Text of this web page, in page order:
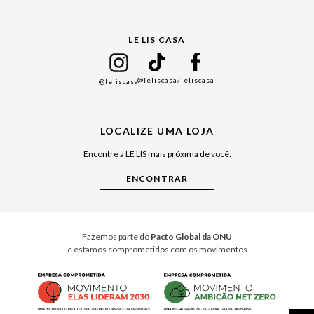
Cuidados Casa
LE LIS CASA
@leliscasa@leliscasa/leliscasa
LOCALIZE UMA LOJA
Encontre a LE LIS mais próxima de você:
Fazemos parte do Pacto Global da ONU
e estamos comprometidos com os movimentos